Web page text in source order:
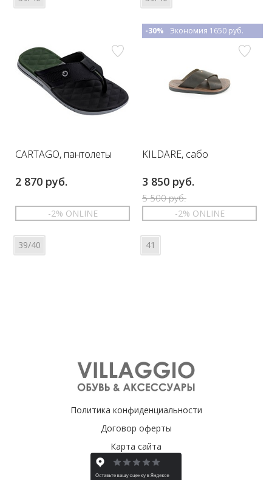
CARTAGO, пантолеты
2 870 руб.
-2% ONLINE
39/40
KILDARE, сабо
3 850 руб.
5 500 руб.
-30% Экономия 1650 руб.
-2% ONLINE
41
Политика конфиденциальности
Договор оферты
Карта сайта